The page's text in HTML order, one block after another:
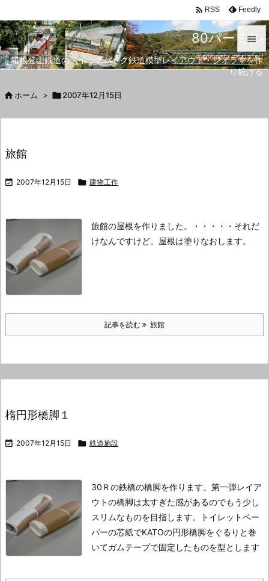
80パーミル
箱根登山鉄道のスイッチバック鉄道模型レイアウト・ジオラマを作
り続ける


メニュ
 RSS Feedly
 ホーム > 2007年12月15日
旅館
 2007年12月15日  建物工作
旅館の屋根を作りました。
・・・・・それだ
けなんですけど。 屋根は塗りなおします。
記事を読む 旅館
楕円形橋脚１
 2007年12月15日  鉄道施設
30Ｒの鉄橋の橋脚を作ります。 第一弾レイア
ウトの橋脚は太すぎた感があるのでもう少し
スリムなものを目指します。
トイレットペー
パーの芯紙でKATOの円形橋脚をぐるりと巻
いてガムテープで固定したものを型とします